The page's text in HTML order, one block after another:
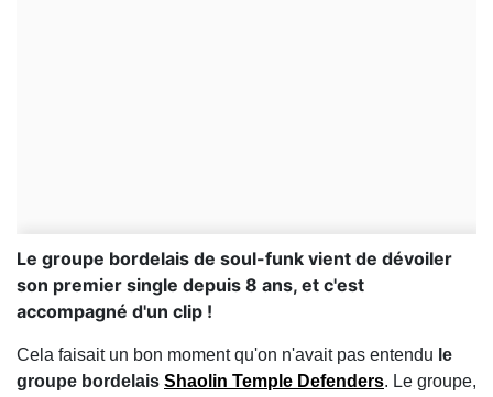
Le groupe bordelais de soul-funk vient de dévoiler
son premier single depuis 8 ans, et c'est
accompagné d'un clip !
Cela faisait un bon moment qu'on n'avait pas entendu le
groupe bordelais Shaolin Temple Defenders. Le groupe,